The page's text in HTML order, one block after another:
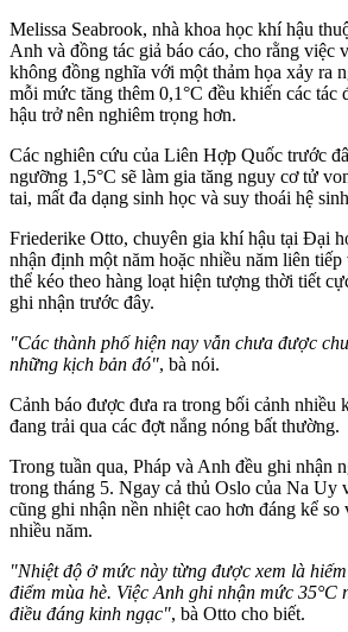
Melissa Seabrook, nhà khoa học khí hậu
Anh và đồng tác giả báo cáo, cho rằng việc
không đồng nghĩa với một thảm họa xảy ra
mỗi mức tăng thêm 0,1°C đều khiến các tác
hậu trở nên nghiêm trọng hơn.
Các nghiên cứu của Liên Hợp Quốc trước
ngưỡng 1,5°C sẽ làm gia tăng nguy cơ t‌ử
tai, mất đa dạng sinh học và suy thoái hệ
Friederike Otto, chuyên gia khí hậu tại Đại
nhận định một năm hoặc nhiều năm liên
thể kéo theo hàng loạt hiện tượng thời tiết
ghi nhận trước đây.
"Các thành phố hiện nay vẫn chưa được
những kịch bản đó", bà nói.
Cảnh báo được đưa ra trong bối cảnh nhiều
đang trải qua các đợt nắng nóng bất thường.
Trong tuần qua, Pháp và Anh đều ghi nhận
trong tháng 5. Ngay cả thủ Oslo của Na Uy
cũng ghi nhận nền nhiệt cao hơn đáng kể
nhiều năm.
"Nhiệt độ ở mức này từng được xem là
điểm mùa hè. Việc Anh ghi nhận mức 35°C
điều đáng kinh ngạc", bà Otto cho biết.